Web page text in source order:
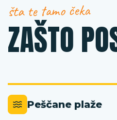
šta te tamo čeka
ZAŠTO
Peščane plaže